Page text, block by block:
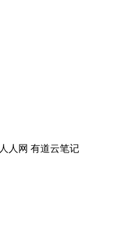
人人网 有道云笔记